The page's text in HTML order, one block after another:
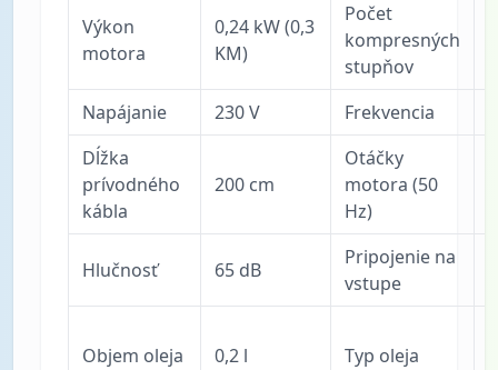
Výkon
motora
0,24 kW (0,3
KM)
Počet
kompresných
stupňov
Napájanie 230 V Frekvencia
Dĺžka
prívodného
kábla
200 cm
Otáčky
motora (50
Hz)
Hlučnosť 65 dB
Pripojenie na
vstupe
Objem oleja 0,2 l Typ oleja